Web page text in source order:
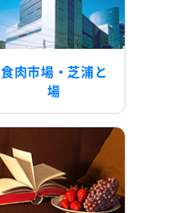
食肉市場・芝浦と
場